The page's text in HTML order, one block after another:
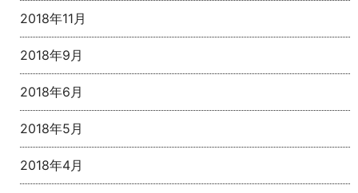
2018年11月
2018年9月
2018年6月
2018年5月
2018年4月